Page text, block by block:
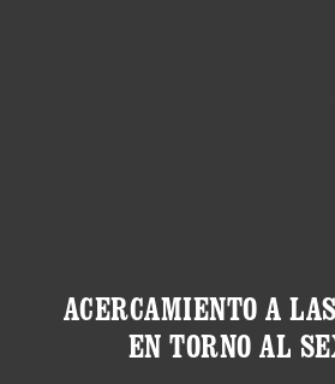
ACERCAMIENTO A
EN TORNO AL